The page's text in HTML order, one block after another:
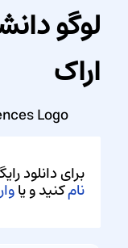
لوگو
اراک
Logo
برای دانلود
نامکنید و یا